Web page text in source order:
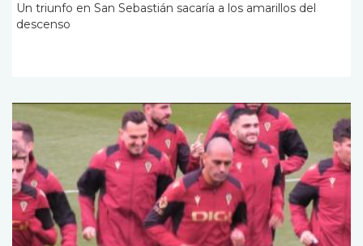
Un triunfo en San Sebastián sacaría a los amarillos del
descenso